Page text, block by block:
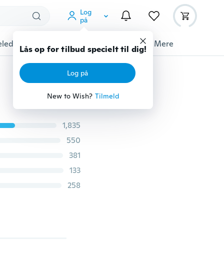
Log
på
Lås op for tilbud specielt til dig!
Log på
New to Wish? Tilmeld
Gadgets Værktøj Mere
1,835
550
381
133
258